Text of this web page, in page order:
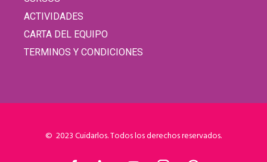
ACTIVIDADES
CARTA DEL EQUIPO
TERMINOS Y CONDICIONES
© 2023 Cuidarlos. Todos los derechos reservados.